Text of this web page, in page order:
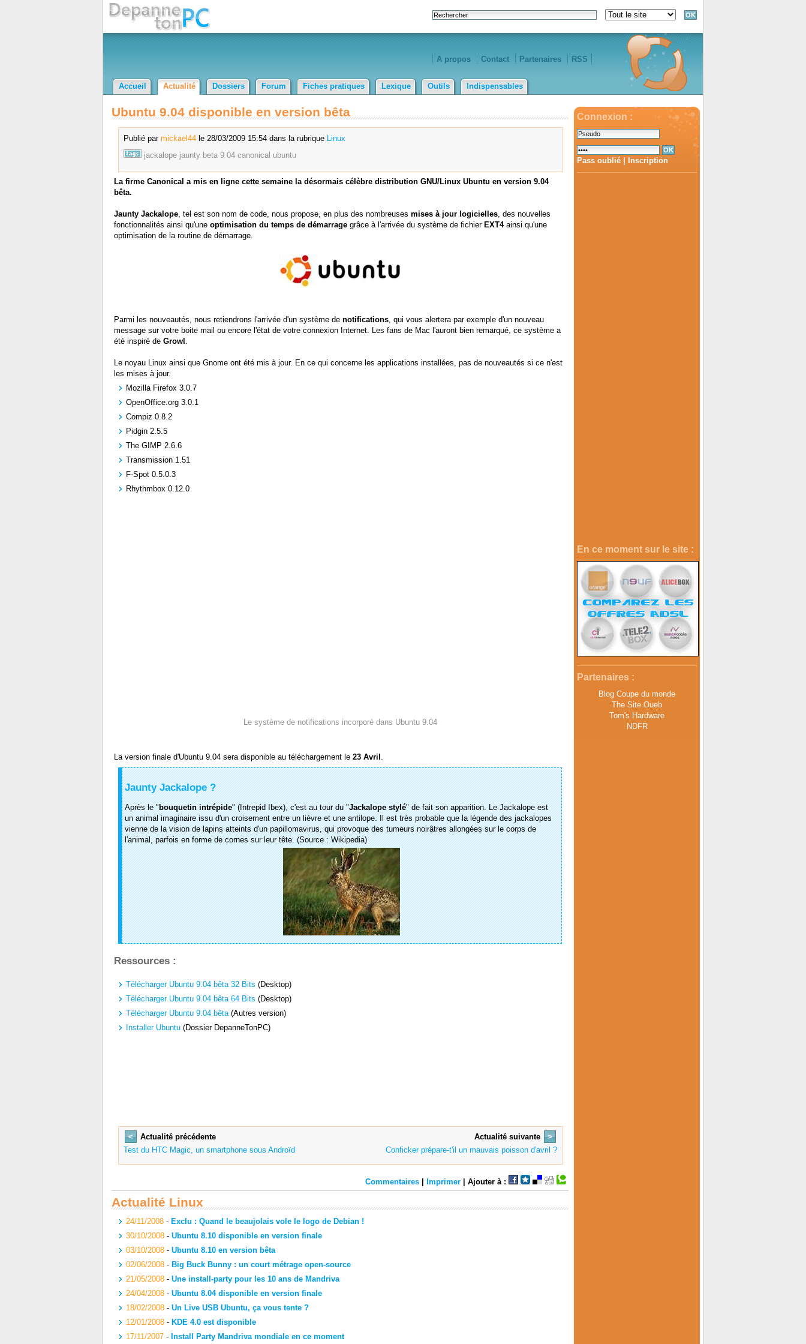
A propos Contact Partenaires RSS
Accueil Actualité Dossiers Forum Fiches pratiques Lexique Outils Indispensables
Connexion :
Pass oublié Inscription
En ce moment sur le site :
Partenaires :
Blog Coupe du monde
The Site Oueb
Tom's Hardware
NDFR
Ubuntu 9.04 disponible en version bêta
Publié par mickael44le 28/03/2009 15:54 dans la rubrique Linux
jackalope jaunty beta 9 04 canonical ubuntu
La firme Canonical a mis en ligne cette semaine la désormais célèbre distribution GNU/Linux Ubuntu en version 9.04
bêta.
Jaunty Jackalope, tel est son nom de code, nous propose, en plus des nombreuses mises à jour logicielles, des nouvelles
fonctionnalités ainsi qu'une optimisation du temps de démarragegrâce à l'arrivée du système de fichier EXT4ainsi qu'une
optimisation de la routine de démarrage.
Parmi les nouveautés, nous retiendrons l'arrivée d'un système de notifications, qui vous alertera par exemple d'un nouveau
message sur votre boite mail ou encore l'état de votre connexion Internet. Les fans de Mac l'auront bien remarqué, ce système a
été inspiré de Growl .
Le noyau Linux ainsi que Gnome ont été mis à jour. En ce qui concerne les applications installées, pas de nouveautés si ce n'est
les mises à jour.
Mozilla Firefox 3.0.7
OpenOffice.org 3.0.1
Compiz 0.8.2
Pidgin 2.5.5
The GIMP 2.6.6
Transmission 1.51
F-Spot 0.5.0.3
Rhythmbox 0.12.0
Le système de notifications incorporé dans Ubuntu 9.04
La version finale d'Ubuntu 9.04 sera disponible au téléchargement le 23 Avril .
Jaunty Jackalope ?
Après le "bouquetin intrépide" (Intrepid Ibex), c'est au tour du "Jackalope stylé" de fait son apparition. Le Jackalope est
un animal imaginaire issu d'un croisement entre un lièvre et une antilope. Il est très probable que la légende des jackalopes
vienne de la vision de lapins atteints d'un papillomavirus, qui provoque des tumeurs noirâtres allongées sur le corps de
l'animal, parfois en forme de cornes sur leur tête. (Source : Wikipedia)
Ressources :
Télécharger Ubuntu 9.04 bêta 32 Bits (Desktop)
Télécharger Ubuntu 9.04 bêta 64 Bits (Desktop)
Télécharger Ubuntu 9.04 bêta(Autres version)
Installer Ubuntu(Dossier DepanneTonPC)
<
Actualité précédente
Test du HTC Magic, un smartphone sous Androïd
Actualité suivante
>
Conficker prépare-t'il un mauvais poisson d'avril ?
Commentaires Imprimer | Ajouter à :
Actualité Linux
24/11/2008- Exclu : Quand le beaujolais vole le logo de Debian !
30/10/2008- Ubuntu 8.10 disponible en version finale
03/10/2008- Ubuntu 8.10 en version bêta
02/06/2008- Big Buck Bunny : un court métrage open-source
21/05/2008- Une install-party pour les 10 ans de Mandriva
24/04/2008- Ubuntu 8.04 disponible en version finale
18/02/2008- Un Live USB Ubuntu, ça vous tente ?
12/01/2008- KDE 4.0 est disponible
17/11/2007- Install Party Mandriva mondiale en ce moment